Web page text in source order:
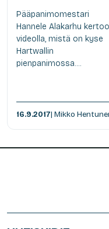
Pääpanimomestari
Hannele Alakarhu kertoo
videolla, mistä on kyse
Hartwallin
pienpanimossa....
16.9.2017| Mikko